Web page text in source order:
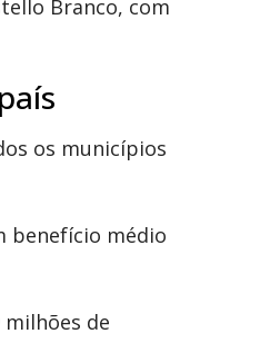
Branco, com
os municípios
benefício médio
de